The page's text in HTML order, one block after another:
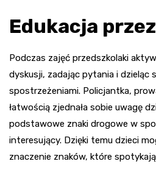
Edukacja
Podczas zajęć przedszkolaki
dyskusji, zadając pytania i dzieląc
spostrzeżeniami. Policjantka,
łatwością zjednała sobie uwagę
podstawowe znaki drogowe w
interesujący. Dzięki temu dzieci
znaczenie znaków, które